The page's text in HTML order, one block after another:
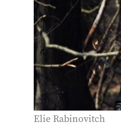
Elie Rabinovitch